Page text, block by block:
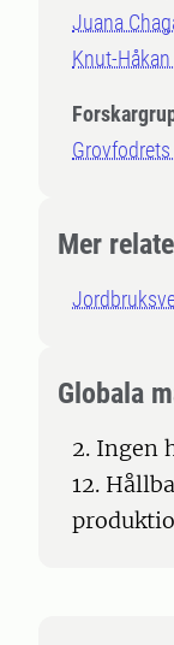
Juana
Knut-
Mer
Globala
2. Ingen
12.